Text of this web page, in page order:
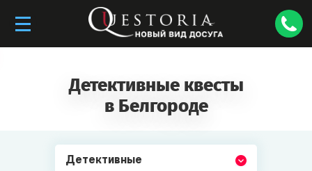
Детективные квесты
в Белгороде
Детективные